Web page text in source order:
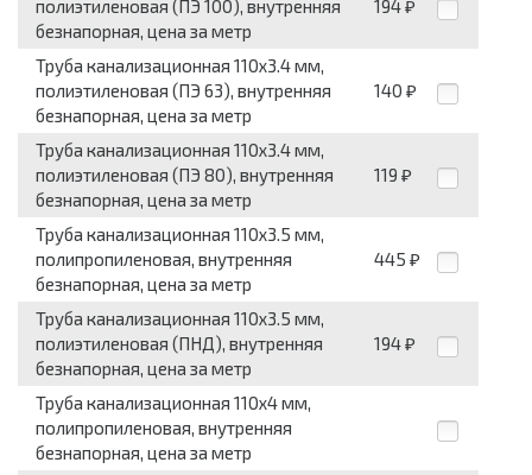
полиэтиленовая (ПЭ 100), внутренняя
безнапорная, цена за метр
194 ₽
Труба канализационная 110x3.4 мм,
полиэтиленовая (ПЭ 63), внутренняя
безнапорная, цена за метр
140 ₽
Труба канализационная 110x3.4 мм,
полиэтиленовая (ПЭ 80), внутренняя
безнапорная, цена за метр
119 ₽
Труба канализационная 110x3.5 мм,
полипропиленовая, внутренняя
безнапорная, цена за метр
445 ₽
Труба канализационная 110x3.5 мм,
полиэтиленовая (ПНД), внутренняя
безнапорная, цена за метр
194 ₽
Труба канализационная 110x4 мм,
полипропиленовая, внутренняя
безнапорная, цена за метр